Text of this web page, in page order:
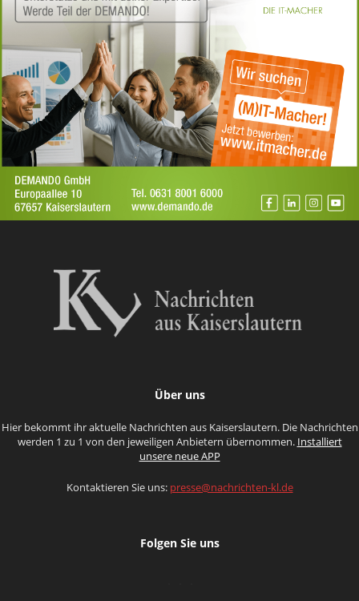
Über uns
Hier bekommt ihr aktuelle Nachrichten aus Kaiserslautern. Die Nachrichten
werden 1 zu 1 von den jeweiligen Anbietern übernommen. Installiert
unsere neue APP
Kontaktieren Sie uns: presse@nachrichten-kl.de
Folgen Sie uns